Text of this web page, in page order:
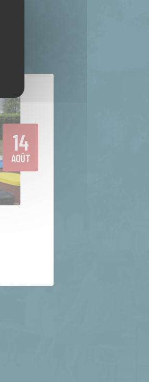
14
AOÛT